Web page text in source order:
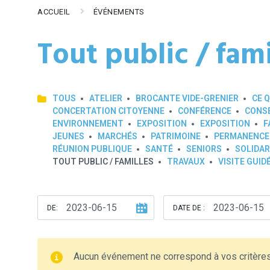
ACCUEIL ÉVÉNEMENTS
Tout public /
TOUS ATELIER BROCANTE VIDE-GRENIER CE
CONCERTATION CITOYENNE
CONFÉRENCE
ENVIRONNEMENT
EXPOSITION EXPOSITION
JEUNES
MARCHÉS PATRIMOINE
RÉUNION PUBLIQUE
SANTÉ SENIORS
TOUT PUBLIC / FAMILLES
TRAVAUX VISITE
DE: DATE DE :
Aucun événement ne correspond à vos